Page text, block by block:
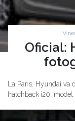
Oficial:
La Paris, Hyundai
hatchback i20, model